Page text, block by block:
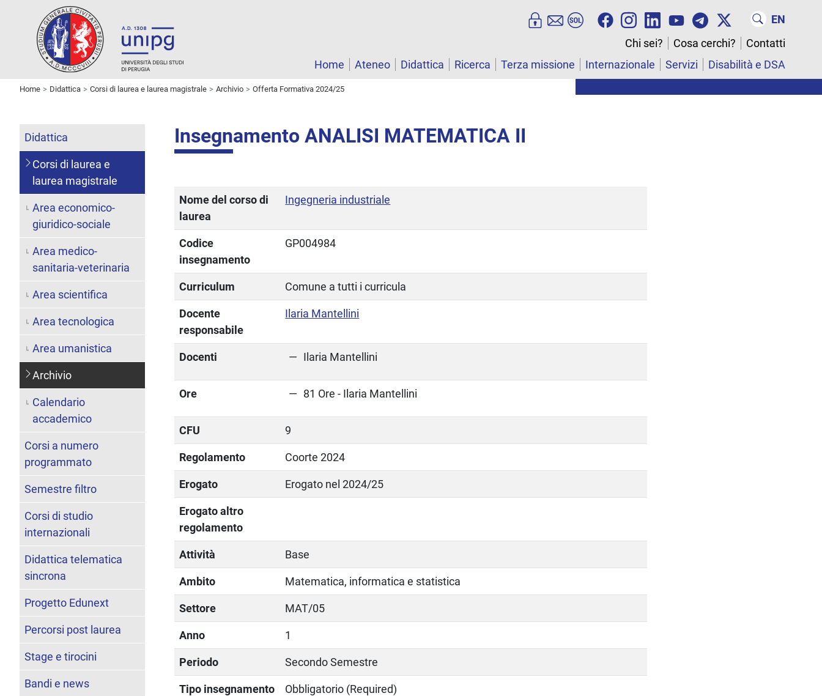
EN
Chi sei?
Cosa cerchi?
Contatti
Home
Ateneo Didattica Ricerca Terza missione Internazionale Servizi Disabilità e DSA
Home Didattica Corsi di laurea e laurea magistrale Archivio Offerta Formativa 2024/25
Insegnamento ANALISI MATEMATICA II
Nome del corso di
laurea
Ingegneria industriale
Codice
insegnamento
GP004984
Curriculum Comune a tutti i curricula
Docente
responsabile
Ilaria Mantellini
Docenti Ilaria Mantellini
Ore 81 Ore - Ilaria Mantellini
CFU 9
Regolamento Coorte 2024
Erogato Erogato nel 2024/25
Erogato altro
regolamento
Attività Base
Ambito Matematica, informatica e statistica
Settore MAT/05
Anno 1
Periodo Secondo Semestre
Tipo insegnamento Obbligatorio (Required)
Didattica
Corsi di laurea e
laurea magistrale
Area economico-
giuridico-sociale
Area medico-
sanitaria-veterinaria
Area scientifica
Area tecnologica
Area umanistica
Archivio
Calendario
accademico
Corsi a numero
programmato
Semestre filtro
Corsi di studio
internazionali
Didattica telematica
sincrona
Progetto Edunext
Percorsi post laurea
Stage e tirocini
Bandi e news